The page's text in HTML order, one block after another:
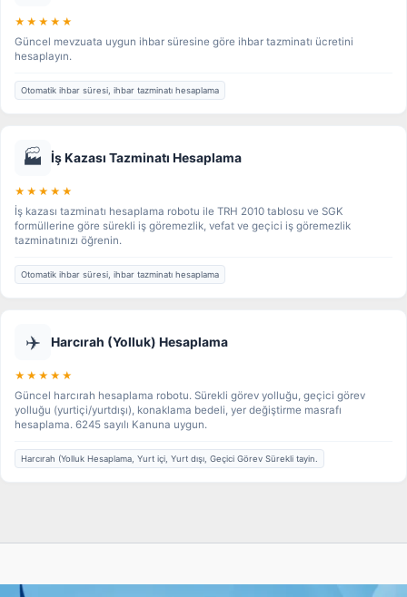
★★★★★
Güncel mevzuata uygun ihbar süresine göre ihbar tazminatı ücretini
hesaplayın.
Otomatik ihbar süresi, ihbar tazminatı hesaplama
🏭 İş Kazası Tazminatı Hesaplama
★★★★★
İş kazası tazminatı hesaplama robotu ile TRH 2010 tablosu ve SGK
formüllerine göre sürekli iş göremezlik, vefat ve geçici iş göremezlik
tazminatınızı öğrenin.
Otomatik ihbar süresi, ihbar tazminatı hesaplama
✈️ Harcırah (Yolluk) Hesaplama
★★★★★
Güncel harcırah hesaplama robotu. Sürekli görev yolluğu, geçici görev
yolluğu (yurtiçi/yurtdışı), konaklama bedeli, yer değiştirme masrafı
hesaplama. 6245 sayılı Kanuna uygun.
Harcırah (Yolluk Hesaplama, Yurt içi, Yurt dışı, Geçici Görev Sürekli tayin.